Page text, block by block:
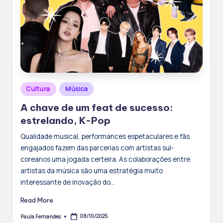
Posted
in
Cultura Música
A chave de um feat de sucesso:
estrelando, K-Pop
Qualidade musical, performances espetaculares e fãs
engajados fazem das parcerias com artistas sul-
coreanos uma jogada certeira. As colaborações entre
artistas da música são uma estratégia muito
interessante de inovação do…
Read More
Posted
Paula Fernandes 08/10/2025